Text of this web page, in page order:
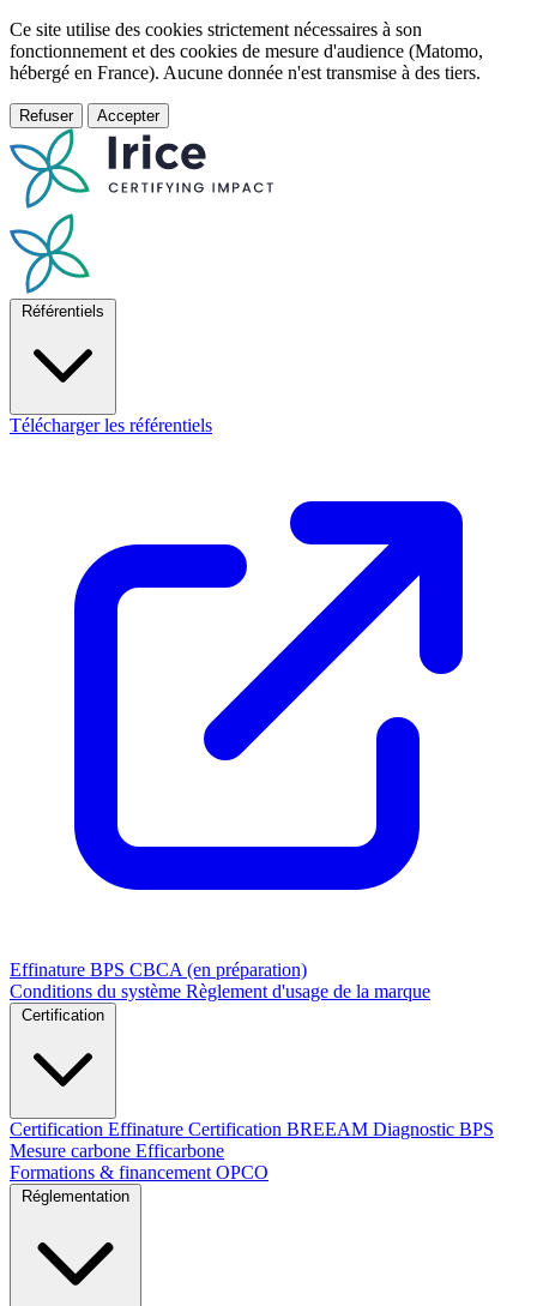
Ce site utilise des cookies strictement nécessaires à son
fonctionnement et des cookies de mesure d'audience (Matomo,
hébergé en France). Aucune donnée n'est transmise à des tiers.
Refuser Accepter
Référentiels
Télécharger les référentiels
Effinature BPS CBCA (en préparation)
Conditions du système Règlement d'usage de la marque
Certification
Certification Effinature Certification BREEAM Diagnostic BPS
Mesure carbone Efficarbone
Formations & financement OPCO
Réglementation